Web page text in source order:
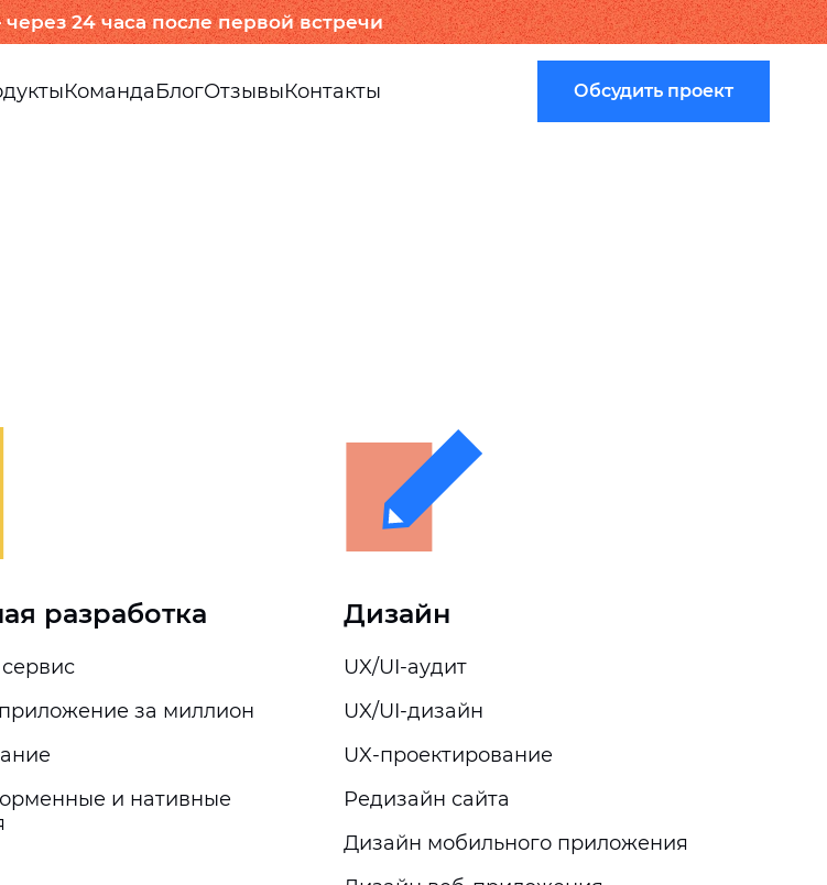
24 часа после первой встречи
КомандаБлогОтзывыКонтакты Обсудить проект
разработка
за миллион
и нативные
Дизайн
UX/UI-аудит
UX/UI-дизайн
UX-проектирование
Редизайн сайта
Дизайн мобильного приложения